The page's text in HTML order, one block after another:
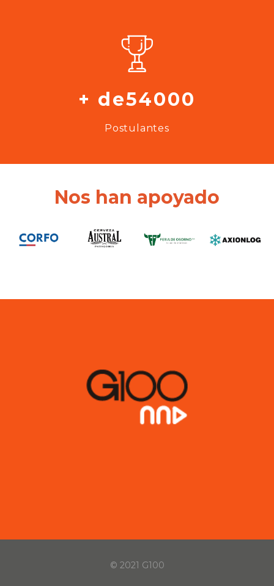
+ de54000
Postulantes
Nos han apoyado
© 2021 G100